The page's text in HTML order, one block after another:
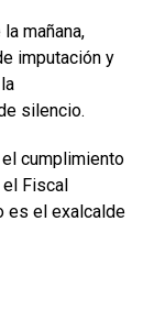
mañana,
imputación y
silencio.
cumplimiento
Fiscal
es el exalcalde